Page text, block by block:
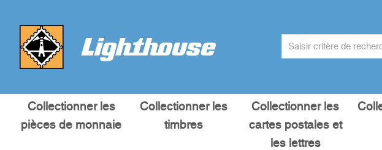
Collectionner les
pièces de monnaie
Collectionner les
timbres
Collectionner les
cartes postales et
les lettres